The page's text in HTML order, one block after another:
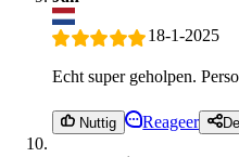
18-1-2025
Echt super geholpen.
Nuttig Reageer